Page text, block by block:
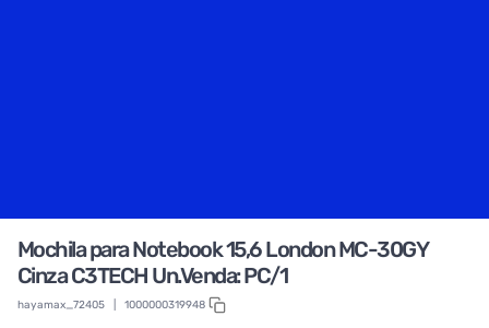
Mochila para Notebook 15,6 London MC-30GY
Cinza C3TECH Un.Venda: PC/1
hayamax_72405 1000000319948